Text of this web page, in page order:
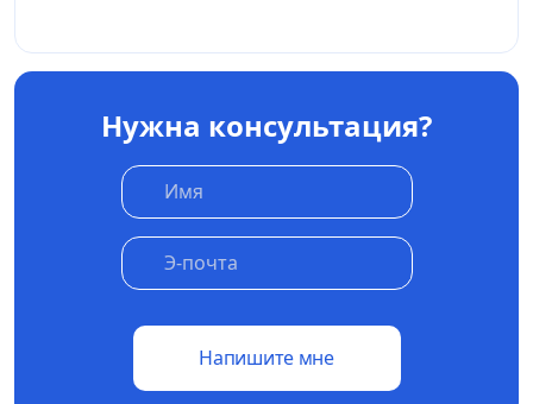
Нужна консультация?
Напишите мне